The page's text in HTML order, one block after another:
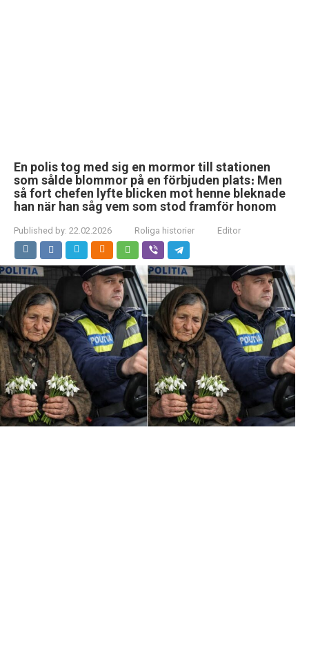
En polis tog med sig en mormor till stationen
som sålde blommor på en förbjuden plats։ Men
så fort chefen lyfte blicken mot henne bleknade
han när han såg vem som stod framför honom
Published by: 22.02.2026 Roliga historier Editor